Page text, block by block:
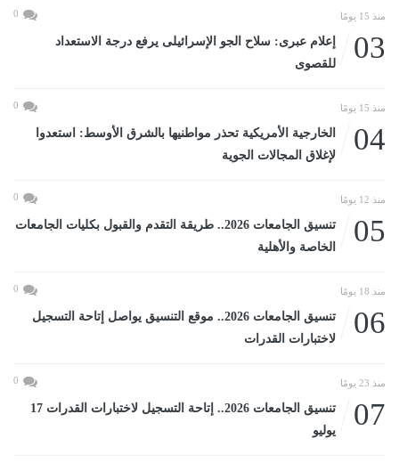
منذ 15 يومًا 0
03
إعلام عبرى: سلاح الجو الإسرائيلى يرفع درجة الاستعداد
للقصوى
منذ 15 يومًا 0
04
الخارجية الأمريكية تحذر مواطنيها بالشرق الأوسط: استعدوا
لإغلاق المجالات الجوية
منذ 12 يومًا 0
05
تنسيق الجامعات 2026.. طريقة التقدم والقبول بكليات الجامعات
الخاصة والأهلية
منذ 18 يومًا 0
06
تنسيق الجامعات 2026.. موقع التنسيق يواصل إتاحة التسجيل
لاختبارات القدرات
منذ 23 يومًا 0
07
تنسيق الجامعات 2026.. إتاحة التسجيل لاختبارات القدرات 17
يوليو